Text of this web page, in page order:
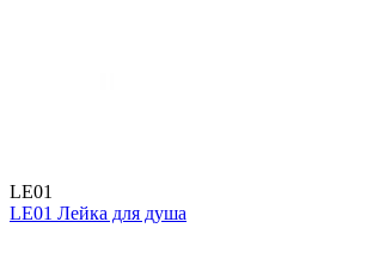
LE01
LE01 Лейка для душа